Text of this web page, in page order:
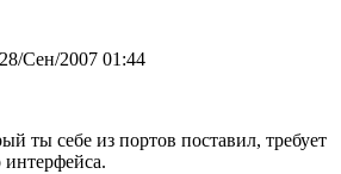
Сен/2007 01:44
ты себе из портов поставил, требует
интерфейса.